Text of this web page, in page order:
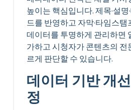
높이는 핵심입니다. 제목·설
드를 반영하고 자막·타임스탬
데이터를 투명하게 관리하면
가하고 시청자가 콘텐츠의 전
르게 판단할 수 있습니다.
데이터 기반 개
정